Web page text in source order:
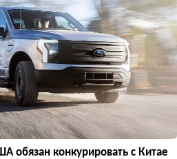
обязан конкурировать с Китае